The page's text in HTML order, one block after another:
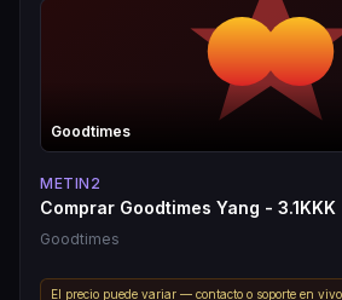
Goodtimes
METIN2
Comprar Goodtimes Yang - 3.1KKK
Goodtimes
El precio puede variar — contacto o soporte en